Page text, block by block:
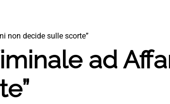
non decide sulle scorte”
ad